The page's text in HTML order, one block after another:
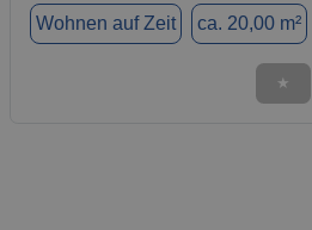
Wohnen auf Zeit ca. 20,00 m²
★